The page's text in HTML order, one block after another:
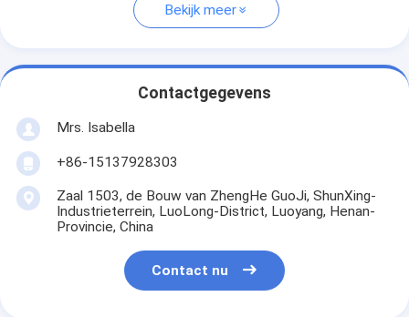
Bekijk meer
Contactgegevens
Mrs. Isabella
+86-15137928303
Zaal 1503, de Bouw van ZhengHe GuoJi, ShunXing-
Industrieterrein, LuoLong-District, Luoyang, Henan-
Provincie, China
Contact nu